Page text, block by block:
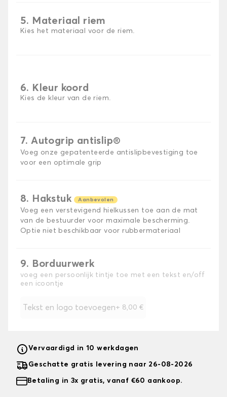
5. Materiaal riem
Kies het materiaal voor de riem.
6. Kleur koord
Kies de kleur van de riem.
7. Autogrip antislip®
Voeg onze gepatenteerde antislipbevestiging toe
voor een optimale grip
8. Hakstuk Aanbevolen
Voeg een verstevigend hielkussen toe aan de mat
van de bestuurder voor maximale bescherming.
Optie niet beschikbaar voor rubbermateriaal
9. Borduurwerk
voeg een persoonlijk tintje toe met een tekst en/off
een icoontje
Tekst en logo toevoegen+ 8,00 €
Vervaardigd in 10 werkdagen
Geschatte gratis levering naar 26-08-2026
Betaling in 3x gratis, vanaf €60 aankoop.